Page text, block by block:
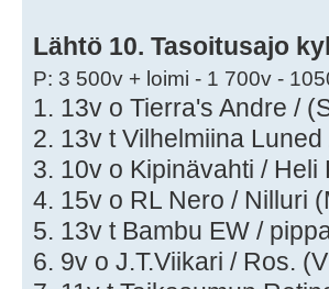
Lähtö 10. Tasoitusajo
P: 3 500v + loimi - 1 700v -
1. 13v o Tierra's Andre /
2. 13v t Vilhelmiina
3. 10v o Kipinävahti /
4. 15v o RL Nero / Nilluri
5. 13v t Bambu EW /
6. 9v o J.T.Viikari / Ros.